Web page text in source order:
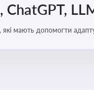
які мають допомогти